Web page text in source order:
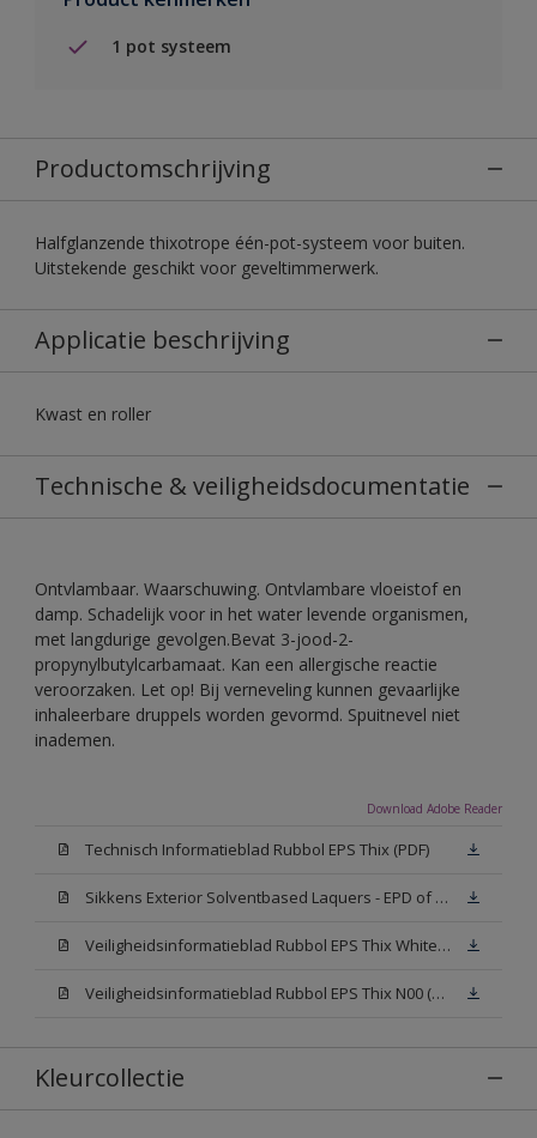
1 pot systeem
Productomschrijving
Halfglanzende thixotrope één-pot-systeem voor buiten.
Uitstekende geschikt voor geveltimmerwerk.
Applicatie beschrijving
Kwast en roller
Technische & veiligheidsdocumentatie
Ontvlambaar. Waarschuwing. Ontvlambare vloeistof en
damp. Schadelijk voor in het water levende organismen,
met langdurige gevolgen.Bevat 3-jood-2-
propynylbutylcarbamaat. Kan een allergische reactie
veroorzaken. Let op! Bij verneveling kunnen gevaarlijke
inhaleerbare druppels worden gevormd. Spuitnevel niet
inademen.
Download Adobe Reader
Technisch Informatieblad Rubbol EPS Thix (PDF)
Sikkens Exterior Solventbased Laquers - EPD of Milieuproductverklaring
Veiligheidsinformatieblad Rubbol EPS Thix White W05 (MSDS)
Veiligheidsinformatieblad Rubbol EPS Thix N00 (MSDS)
Kleurcollectie